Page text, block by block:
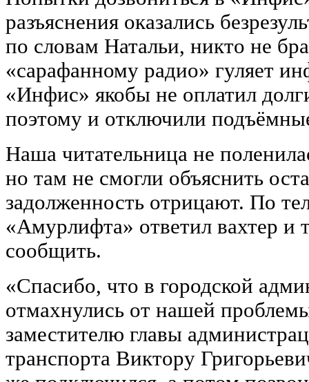
разъяснения оказались
по словам Натальи, никто не
«сарафанному радио» гуляет
«Инфис» якобы не оплатил
поэтому и отключили
Наша читательница не
но там не смогли объяснить
задолженность отрицают. По
«Амурлифта» ответил вахтер и
сообщить.
«Спасибо, что в городской
отмахнулись от нашей
заместителю главы
транспорта Виктору